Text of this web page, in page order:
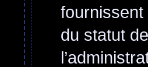
fournissent
du statut